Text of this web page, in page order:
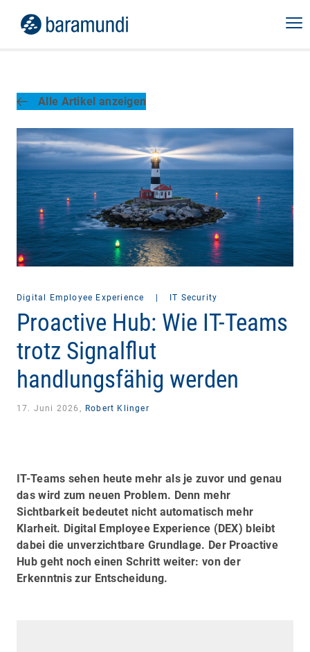
Alle Artikel anzeigen
Digital Employee Experience | IT Security
Proactive Hub: Wie IT-Teams
trotz Signalflut
handlungsfähig werden
17. Juni 2026, Robert Klinger
IT-Teams sehen heute mehr als je zuvor und genau
das wird zum neuen Problem. Denn mehr
Sichtbarkeit bedeutet nicht automatisch mehr
Klarheit. Digital Employee Experience (DEX) bleibt
dabei die unverzichtbare Grundlage. Der Proactive
Hub geht noch einen Schritt weiter: von der
Erkenntnis zur Entscheidung.